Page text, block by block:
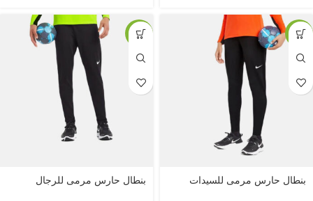
-40%
بنطال حارس مرمى للسيدات
-40%
بنطال حارس مرمى للرجال